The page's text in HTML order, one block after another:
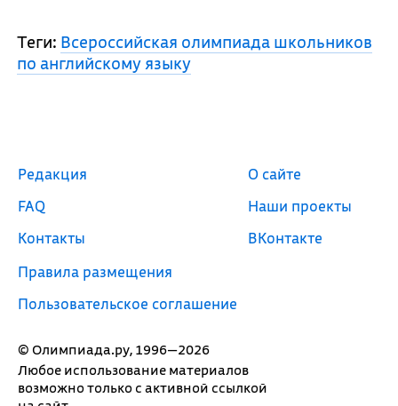
Теги: Всероссийская олимпиада школьников
по английскому языку
© Олимпиада.ру, 1996—2026
Любое использование материалов
возможно только с активной ссылкой
Редакция
FAQ
Контакты
Правила размещения
Пользовательское соглашение
О сайте
Наши проекты
ВКонтакте